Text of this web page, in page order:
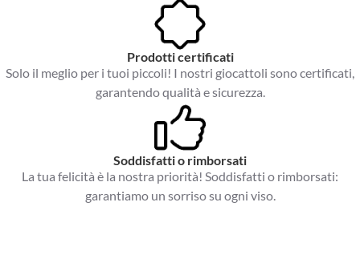
Prodotti certificati
Solo il meglio per i tuoi piccoli! I nostri giocattoli sono certificati,
garantendo qualità e sicurezza.
Soddisfatti o rimborsati
La tua felicità è la nostra priorità! Soddisfatti o rimborsati:
garantiamo un sorriso su ogni viso.